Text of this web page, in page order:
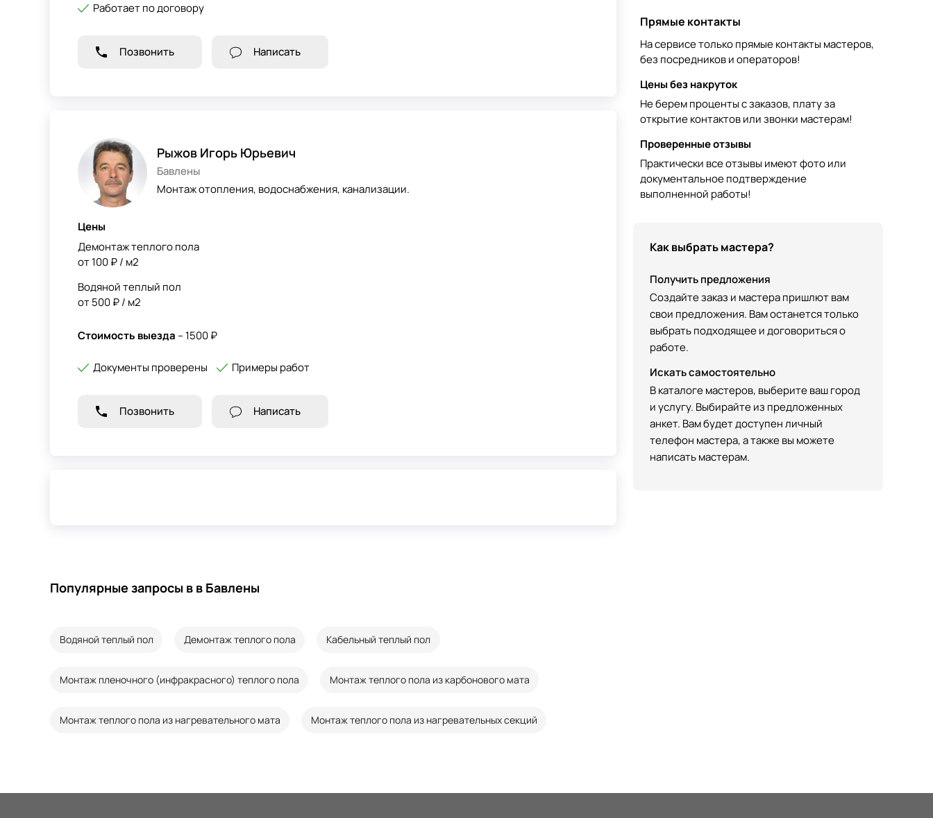
Работает по договору
Позвонить Написать
Рыжов Игорь Юрьевич
Бавлены
Монтаж отопления, водоснабжения, канализации.
Цены
Демонтаж теплого пола
от 100 ₽ / м2
Водяной теплый пол
от 500 ₽ / м2
Стоимость выезда – 1500 ₽
Документы проверены Примеры работ
Позвонить Написать
Популярные запросы в в Бавлены
Водяной теплый пол Демонтаж теплого пола Кабельный теплый пол
Монтаж пленочного (инфракрасного) теплого пола Монтаж теплого пола из карбонового мата
Монтаж теплого пола из нагревательного мата Монтаж теплого пола из нагревательных секций
Прямые контакты
На сервисе только прямые контакты мастеров,
без посредников и операторов!
Цены без накруток
Не берем проценты с заказов, плату за
открытие контактов или звонки мастерам!
Проверенные отзывы
Практически все отзывы имеют фото или
документальное подтверждение
выполненной работы!
Как выбрать мастера?
Получить предложения
Создайте заказ и мастера пришлют вам
свои предложения. Вам останется только
выбрать подходящее и договориться о
работе.
Искать самостоятельно
В каталоге мастеров, выберите ваш город
и услугу. Выбирайте из предложенных
анкет. Вам будет доступен личный
телефон мастера, а также вы можете
написать мастерам.